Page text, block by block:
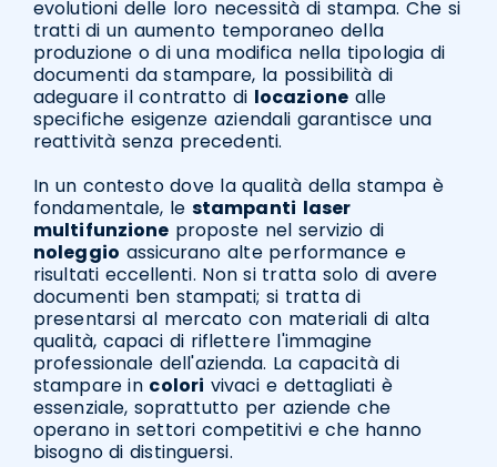
evolutioni delle loro necessità di stampa. Che si
tratti di un aumento temporaneo della
produzione o di una modifica nella tipologia di
documenti da stampare, la possibilità di
adeguare il contratto di locazionealle
specifiche esigenze aziendali garantisce una
reattività senza precedenti.
In un contesto dove la qualità della stampa è
fondamentale, le stampanti laser
multifunzione proposte nel servizio di
noleggio assicurano alte performance e
risultati eccellenti. Non si tratta solo di avere
documenti ben stampati; si tratta di
presentarsi al mercato con materiali di alta
qualità, capaci di riflettere l'immagine
professionale dell'azienda. La capacità di
stampare in colori vivaci e dettagliati è
essenziale, soprattutto per aziende che
operano in settori competitivi e che hanno
bisogno di distinguersi.